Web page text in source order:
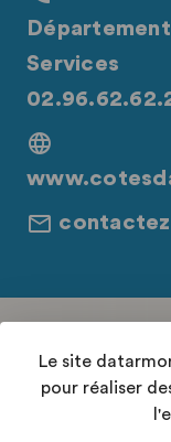
Services
Le site
pour réaliser